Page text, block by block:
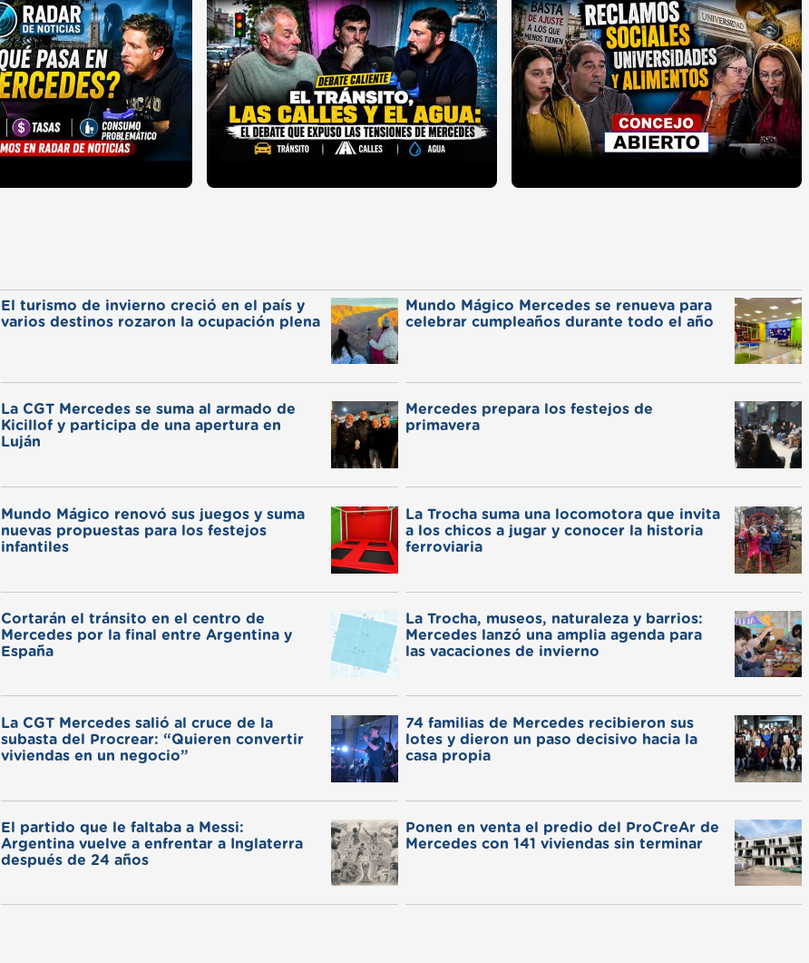
El turismo de invierno creció en el país y
varios destinos rozaron la ocupación plena
Mundo Mágico Mercedes se renueva para
celebrar cumpleaños durante todo el año
La CGT Mercedes se suma al armado de
Kicillof y participa de una apertura en
Luján
Mercedes prepara los festejos de
primavera
Mundo Mágico renovó sus juegos y suma
nuevas propuestas para los festejos
infantiles
La Trocha suma una locomotora que invita
a los chicos a jugar y conocer la historia
ferroviaria
Cortarán el tránsito en el centro de
Mercedes por la final entre Argentina y
España
La Trocha, museos, naturaleza y barrios:
Mercedes lanzó una amplia agenda para
las vacaciones de invierno
La CGT Mercedes salió al cruce de la
subasta del Procrear: “Quieren convertir
viviendas en un negocio”
74 familias de Mercedes recibieron sus
lotes y dieron un paso decisivo hacia la
casa propia
El partido que le faltaba a Messi:
Argentina vuelve a enfrentar a Inglaterra
después de 24 años
Ponen en venta el predio del ProCreAr de
Mercedes con 141 viviendas sin terminar